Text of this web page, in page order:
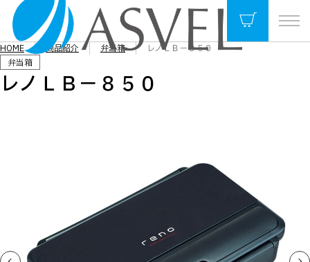
HOME 商品紹介 弁当箱
レノＬＢ－８５０
弁当箱
レノＬＢ－８５０